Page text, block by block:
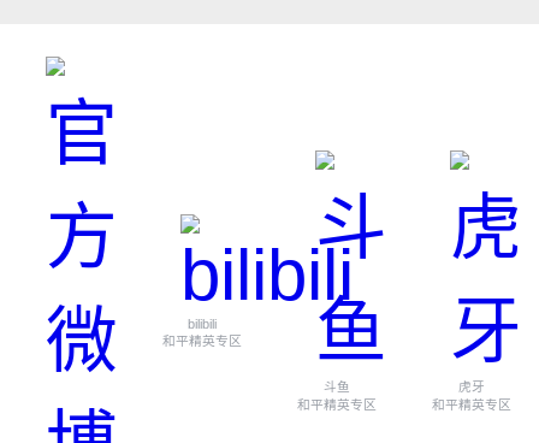
bilibili
和平精英专区
斗鱼
和平精英专区
虎牙
和平精英专区